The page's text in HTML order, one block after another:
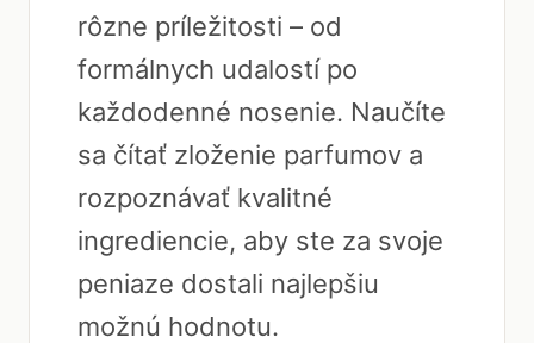
rôzne príležitosti – od
formálnych udalostí po
každodenné nosenie. Naučíte
sa čítať zloženie parfumov a
rozpoznávať kvalitné
ingrediencie, aby ste za svoje
peniaze dostali najlepšiu
možnú hodnotu.